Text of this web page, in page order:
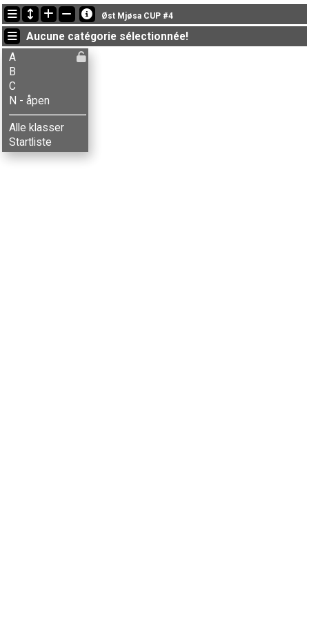
Dernières mises à jour
07:18:17: Aksel B. Carlson (B) a terminé , chrono: 24:29 (1)
07:18:17: Anne M. Bordal (A) a terminé , chrono: 28:49 (14)
07:18:17: Arne Røste (A) a terminé , chrono: 27:45 (12)
Øst Mjøsa CUP #4
Aucune catégorie sélectionnée!
A
B
C
N - åpen
Alle klasser
Startliste